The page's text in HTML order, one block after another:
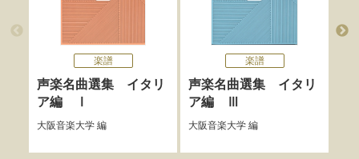
楽譜
声楽名曲選集 イタリ
ア編 Ⅰ
大阪音楽大学編
楽譜
声楽名曲選集 イタリ
ア編 Ⅲ
大阪音楽大学編